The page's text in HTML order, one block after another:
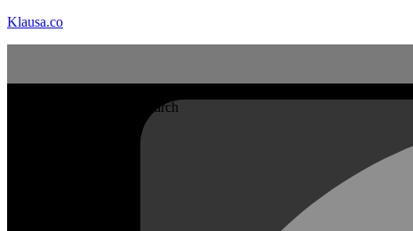
Klausa.co
Search